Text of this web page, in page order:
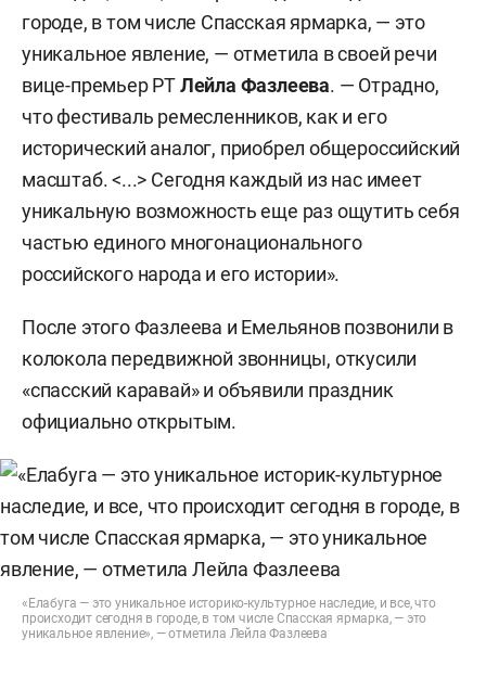
городе, в том числе Спасская ярмарка, — это
уникальное явление, — отметила в своей речи
вице-премьер РТЛейла Фазлеева. — Отрадно,
что фестиваль ремесленников, как и его
исторический аналог, приобрел общероссийский
масштаб. <...> Сегодня каждый из нас имеет
уникальную возможность еще раз ощутить себя
частью единого многонационального
российского народа и его истории».
После этого Фазлеева и Емельянов позвонили в
колокола передвижной звонницы, откусили
«спасский каравай» и объявили праздник
официально открытым.
«Елабуга — это уникальное историко-культурное наследие, и все, что
происходит сегодня в городе, в том числе Спасская ярмарка, — это
уникальное явление», — отметила Лейла Фазлеева